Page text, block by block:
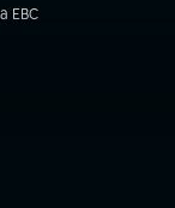
EBC